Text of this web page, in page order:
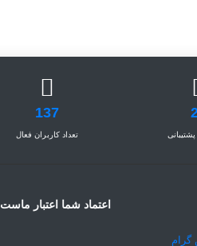
137
تعداد کاربران فعال
اعتماد شما اعتبار ماست